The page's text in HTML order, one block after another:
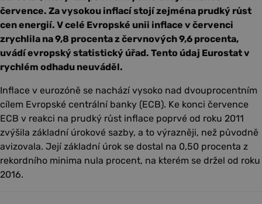
července. Za vysokou inflací stojí zejména prudký růst
cen energií. V celé Evropské unii inflace v červenci
zrychlila na 9,8 procenta z červnových 9,6 procenta,
uvádí evropský statistický úřad. Tento údaj Eurostat v
rychlém odhadu neuváděl.
Inflace v eurozóně se nachází vysoko nad dvouprocentním
cílem Evropské centrální banky (ECB). Ke konci července
ECB v reakci na prudký růst inflace poprvé od roku 2011
zvýšila základní úrokové sazby, a to výrazněji, než původně
avizovala. Její základní úrok se dostal na 0,50 procenta z
rekordního minima nula procent, na kterém se držel od roku
2016.